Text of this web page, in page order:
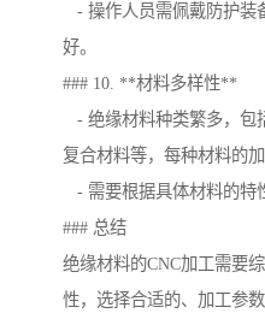
- 操作人员需佩戴防护装
好。
### 10. **材料多样性**
- 绝缘材料种类繁多，包
复合材料等，每种材料的
- 需要根据具体材料的特
### 总结
绝缘材料的CNC加工需要
性，选择合适的、加工参